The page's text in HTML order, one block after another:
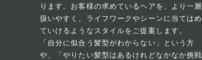
ります。お客様の求めているヘアを、より一層
扱いやすく、ライフワークやシーンに当てはめ
ていけるようなスタイルをご提案します。
「自分に似合う髪型がわからない」という方
や、「やりたい髪型はあるけれどなかなか挑戦